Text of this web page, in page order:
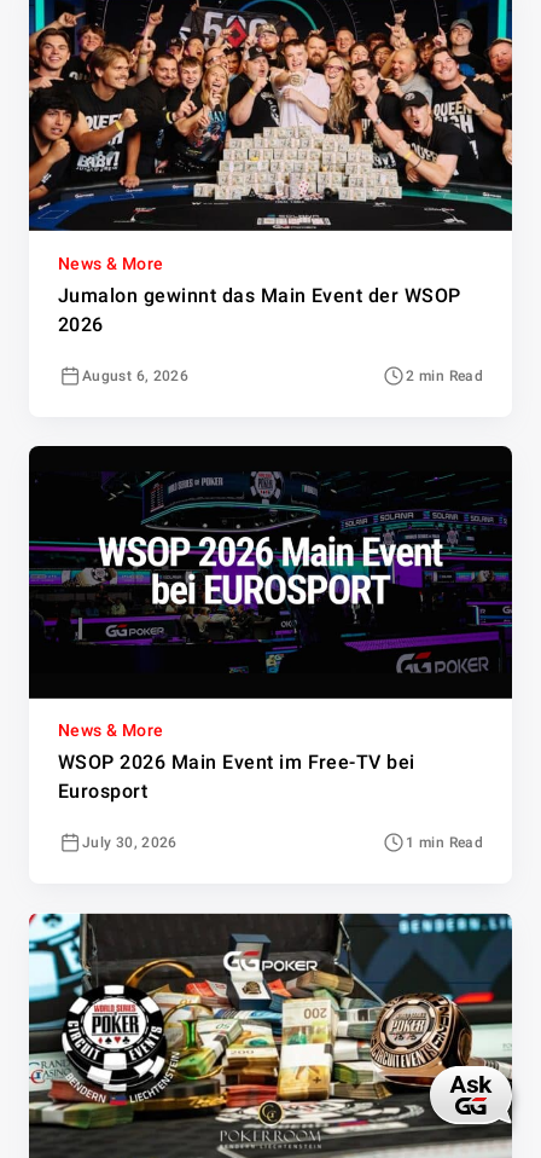
News & More
Jumalon gewinnt das Main Event der WSOP
2026
August 6, 2026 2 min Read
News & More
WSOP 2026 Main Event im Free-TV bei
Eurosport
July 30, 2026 1 min Read